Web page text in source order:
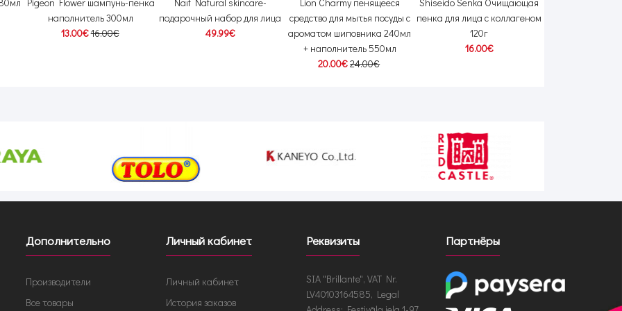
наполнитель 300мл
13.00€16.00€
подарочный набор для лица
49.99€
средство для мытья посуды с
ароматом шиповника 240мл
+ наполнитель 550мл
20.00€24.00€
пенка для лица с коллагеном
120г
16.00€
Дополнительно
Производители
Все товары
Личный кабинет
Личный кабинет
История заказов
Реквизиты
SIA "Brillante", VAT Nr.
LV40103164585, Legal
Партнёры